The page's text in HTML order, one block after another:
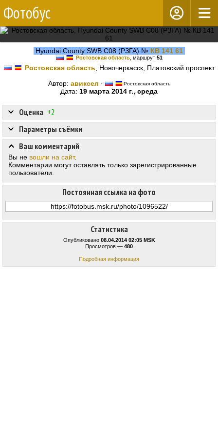
Фотобус
Hyundai County SWB C08 (РЗГА) № КВ 141 61
Ростовская область, маршрут 51
Ростовская область , Новочеркасск, Платовский проспект
Автор: авиксел · Ростовская область
Дата: 19 марта 2014 г., среда
Статистика
Опубликовано 08.04.2014 02:05 MSK
Просмотров — 480
Подробная информация
Оценка +2
Постоянная ссылка на фото
Параметры съёмки
Ваш комментарий
Вы не вошли на сайт.
Комментарии могут оставлять только зарегистрированные
пользователи.